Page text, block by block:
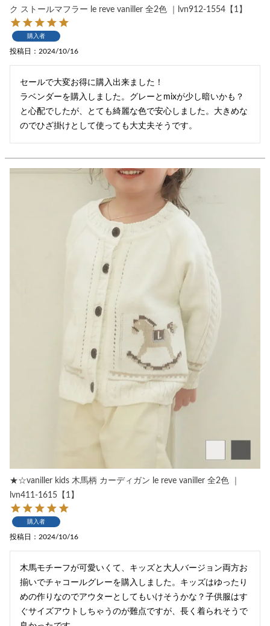
ク ストールマフラー le reve vaniller 全2色 ｜lvn912-1554【1】
購入者
投稿日 2024/10/16
セールで大変お得に購入出来ました！
ラベンダーを購入しました。グレーとmixが少し暗いかも？
と心配でしたが、とても綺麗な色で安心しました。大きめな
のでひざ掛けとして使っても大丈夫そうです。
★☆vaniller kids 木馬柄 カーディガン le reve vaniller 全2色 ｜
lvn411-1615【1】
購入者
投稿日 2024/10/16
木馬モチーフが可愛いくて、キッズと大人バージョン両方お
揃いでチャコールグレーを購入しました。キッズはゆったり
めの作りなのでアウターとしてもいけそうかな？子供服はす
ぐサイズアウトしちゃうのが難点ですが、長く着られそうで